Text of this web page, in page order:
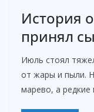
История
принял
Июль стоял
от жары и пыли.
марево, а